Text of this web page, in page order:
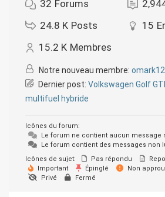
32 Forums
24.8 K Posts 15
15.2 K Membres
Notre nouveau membre:
Dernier post: Volkswagen Golf
multifuel hybride
Icônes du forum:
Le forum ne contient aucun message
Le forum contient des messages non
Icônes de sujet:
Pas répondu
Important
Épinglé Non
Privé
Fermé